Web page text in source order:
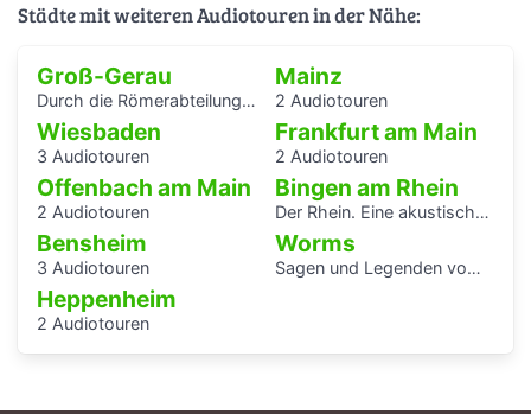
Städte mit weiteren Audiotouren in der Nähe:
Groß-Gerau
Durch die Römerabteilung im Stadtmuseum Groß-Gerau - ein Audioguide von Kindern für Kinder
Mainz
2 Audiotouren
Wiesbaden
3 Audiotouren
Frankfurt am Main
2 Audiotouren
Offenbach am Main
2 Audiotouren
Bingen am Rhein
Der Rhein. Eine akustische Reise von Basel bis Rotterdam
Bensheim
3 Audiotouren
Worms
Sagen und Legenden vom Rhein
Heppenheim
2 Audiotouren